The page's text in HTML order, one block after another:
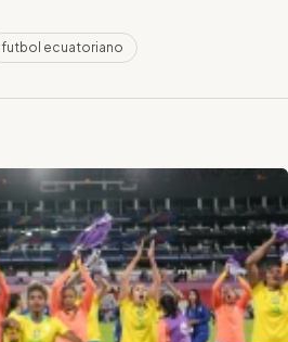
futbol ecuatoriano